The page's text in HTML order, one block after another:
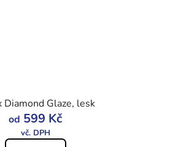
Diamond Glaze, lesk
od 599 Kč